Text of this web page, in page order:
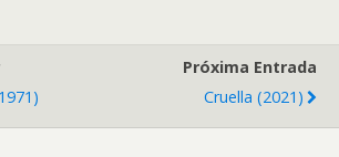
Próxima Entrada
Cruella (2021)